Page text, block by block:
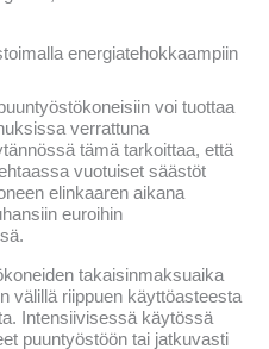
energiatehokkaampiin
voi tuottaa
verrattuna
tämä tarkoittaa, että
vuotuiset säästöt
elinkaaren aikana
euroihin
takaisinmaksuaika
välillä riippuen käyttöasteesta
Intensiivisessä käytössä
puuntyöstöön tai jatkuvasti